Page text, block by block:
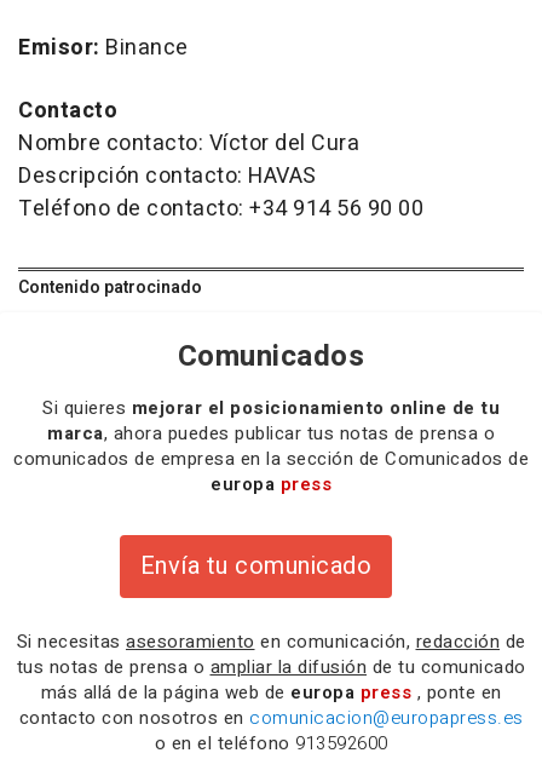
Emisor: Binance
Contacto
Nombre contacto: Víctor del Cura
Descripción contacto: HAVAS
Teléfono de contacto: +34 914 56 90 00
Contenido patrocinado
Comunicados
Si quieres mejorar el posicionamiento online de tu
marca, ahora puedes publicar tus notas de prensa o
comunicados de empresa en la sección de Comunicados de
europa press
Envía tu comunicado
Si necesitas asesoramiento en comunicación, redacción de
tus notas de prensa o ampliar la difusión de tu comunicado
más allá de la página web de europa press , ponte en
contacto con nosotros en comunicacion@europapress.es
o en el teléfono 913592600